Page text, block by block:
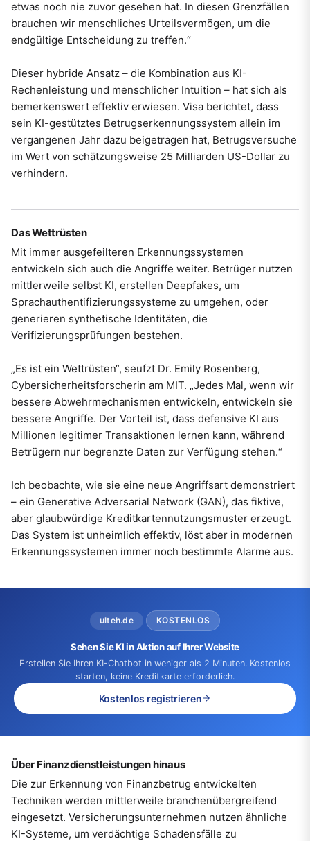
etwas noch nie zuvor gesehen hat. In diesen Grenzfällen
brauchen wir menschliches Urteilsvermögen, um die
endgültige Entscheidung zu treffen.“
Dieser hybride Ansatz – die Kombination aus KI-
Rechenleistung und menschlicher Intuition – hat sich als
bemerkenswert effektiv erwiesen. Visa berichtet, dass
sein KI-gestütztes Betrugserkennungssystem allein im
vergangenen Jahr dazu beigetragen hat, Betrugsversuche
im Wert von schätzungsweise 25 Milliarden US-Dollar zu
verhindern.
Das Wettrüsten
Mit immer ausgefeilteren Erkennungssystemen
entwickeln sich auch die Angriffe weiter. Betrüger nutzen
mittlerweile selbst KI, erstellen Deepfakes, um
Sprachauthentifizierungssysteme zu umgehen, oder
generieren synthetische Identitäten, die
Verifizierungsprüfungen bestehen.
„Es ist ein Wettrüsten“, seufzt Dr. Emily Rosenberg,
Cybersicherheitsforscherin am MIT. „Jedes Mal, wenn wir
bessere Abwehrmechanismen entwickeln, entwickeln sie
bessere Angriffe. Der Vorteil ist, dass defensive KI aus
Millionen legitimer Transaktionen lernen kann, während
Betrügern nur begrenzte Daten zur Verfügung stehen.“
Ich beobachte, wie sie eine neue Angriffsart demonstriert
– ein Generative Adversarial Network (GAN), das fiktive,
aber glaubwürdige Kreditkartennutzungsmuster erzeugt.
Das System ist unheimlich effektiv, löst aber in modernen
Erkennungssystemen immer noch bestimmte Alarme aus.
ulteh.de KOSTENLOS
Sehen Sie KI in Aktion auf Ihrer Website
Erstellen Sie Ihren KI-Chatbot in weniger als 2 Minuten. Kostenlos
starten, keine Kreditkarte erforderlich.
Kostenlos registrieren
Über Finanzdienstleistungen hinaus
Die zur Erkennung von Finanzbetrug entwickelten
Techniken werden mittlerweile branchenübergreifend
eingesetzt. Versicherungsunternehmen nutzen ähnliche
KI-Systeme, um verdächtige Schadensfälle zu